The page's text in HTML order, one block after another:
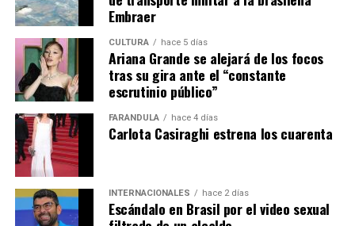
Embraer
CULTURA hace 5 días
Ariana Grande se alejará de los focos
tras su gira ante el “constante
escrutinio público”
FARÁNDULA hace 4 días
Carlota Casiraghi estrena los cuarenta
INTERNACIONALES hace 2 días
Escándalo en Brasil por el video sexual